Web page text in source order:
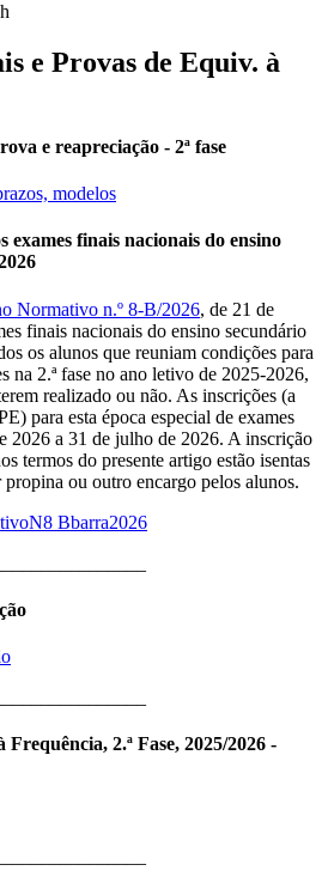
e Provas de Equiv. à
e reapreciação - 2ª fase
modelos
finais nacionais do ensino
Normativo n.º 8-B/2026, de 21 de
finais nacionais do ensino secundário
os alunos que reuniam condições para
na 2.ª fase no ano letivo de 2025-2026,
realizado ou não. As inscrições (a
para esta época especial de exames
2026 a 31 de julho de 2026. A inscrição
termos do presente artigo estão isentas
ou outro encargo pelos alunos.
2.ª Fase, 2025/2026 -